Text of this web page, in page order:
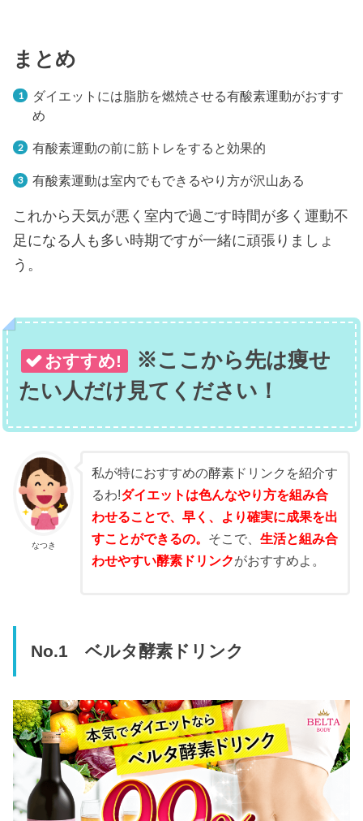
まとめ
ダイエットには脂肪を燃焼させる有酸素運動がおすす
め
有酸素運動の前に筋トレをすると効果的
有酸素運動は室内でもできるやり方が沢山ある
これから天気が悪く室内で過ごす時間が多く運動不
足になる人も多い時期ですが一緒に頑張りましょ
う。
おすすめ!
※ここから先は痩せ
たい人だけ見てください！
なつき
私が特におすすめの酵素ドリンクを紹介す
るわ!ダイエットは色んなやり方を組み合
わせることで、早く、より確実に成果を出
すことができるの。 そこで、 生活と組み合
わせやすい酵素ドリンクがおすすめよ。
No.1 ベルタ酵素ドリンク